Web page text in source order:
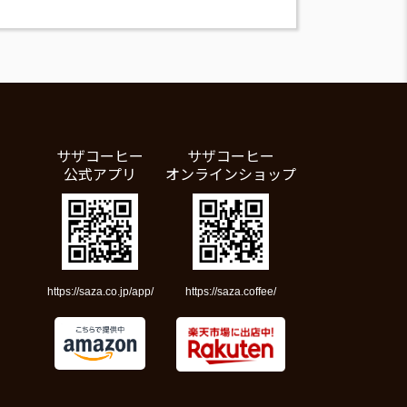
サザコーヒー
公式アプリ
https://saza.co.jp/app/
サザコーヒー
オンラインショップ
https://saza.coffee/